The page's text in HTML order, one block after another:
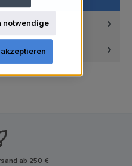
ab 250 €
notwendige